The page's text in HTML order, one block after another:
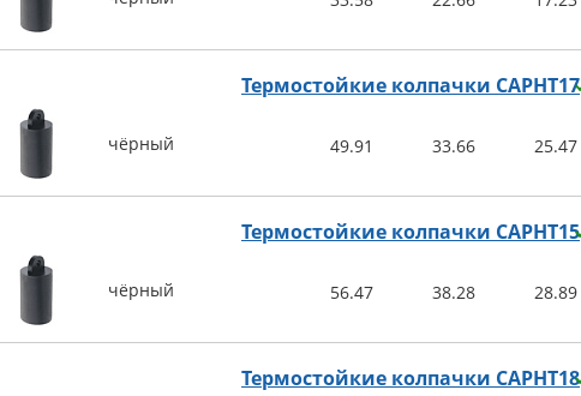
Термостойкие колпачки CAPHT17
чёрный 49.91 33.66 25.47
Термостойкие колпачки CAPHT15
чёрный 56.47 38.28 28.89
Термостойкие колпачки CAPHT18